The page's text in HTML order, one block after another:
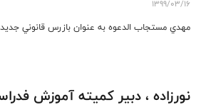
1399/03/16
مهدي مستجاب الدعوه به عنوان بازرس قانوني
نورزاده ، دبير كميته آموزش